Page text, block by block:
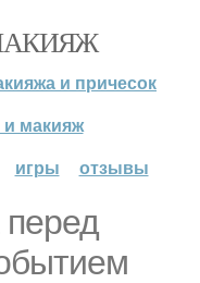
и причесок
и макияж
игры отзывы
перед